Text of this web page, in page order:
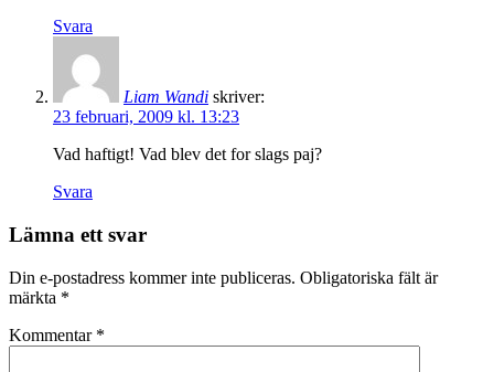
Svara
Liam Wandi skriver:
23 februari, 2009 kl. 13:23
Vad haftigt! Vad blev det for slags paj?
Svara
Lämna ett svar
Din e-postadress kommer inte publiceras. Obligatoriska fält är
märkta *
Kommentar *